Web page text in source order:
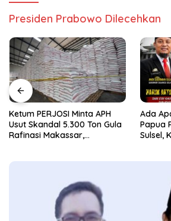
Presiden Prabowo Dilecehkan
Ketum PERJOSI Minta APH
Usut Skandal 5.300 Ton Gula
Rafinasi Makassar,
Ada
Papua
Sulsel,